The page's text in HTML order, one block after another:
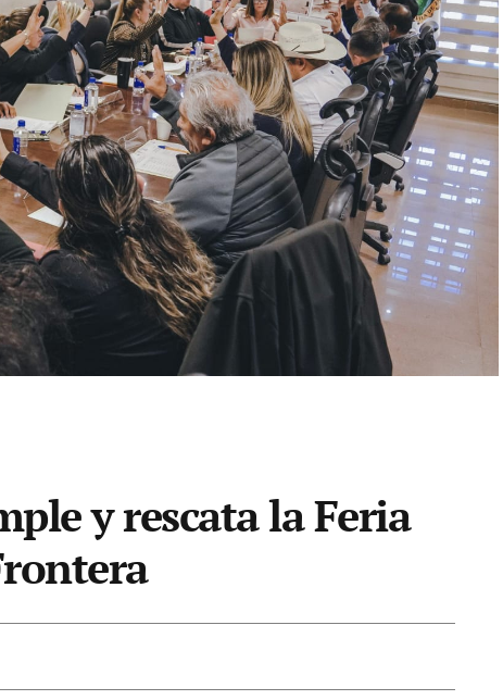
y rescata la Feria